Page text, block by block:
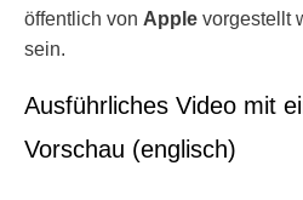
öffentlich von Apple vorgestellt
sein.
Ausführliches Video mit
Vorschau (englisch)